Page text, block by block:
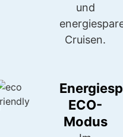
und
Cruisen.
ECO-
Modus